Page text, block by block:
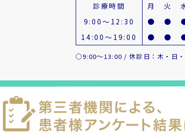
診療時間 月 火
9:00～12:30
● ●
14:00～19:00
● ●
○9:00～13:00 / 休診日：木・日